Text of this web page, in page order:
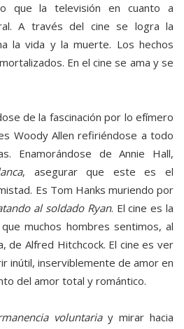
que la televisión en cuanto a
A través del cine se logra la
la vida y la muerte. Los hechos
En el cine se ama y se
de la fascinación por lo efímero
Woody Allen refiriéndose a todo
Enamorándose de Annie Hall,
, asegurar que este es el
Es Tom Hanks muriendo por
al soldado Ryan. El cine es la
muchos hombres sentimos, al
de Alfred Hitchcock. El cine es ver
inútil, inserviblemente de amor en
del amor total y romántico.
voluntariay mirar hacia